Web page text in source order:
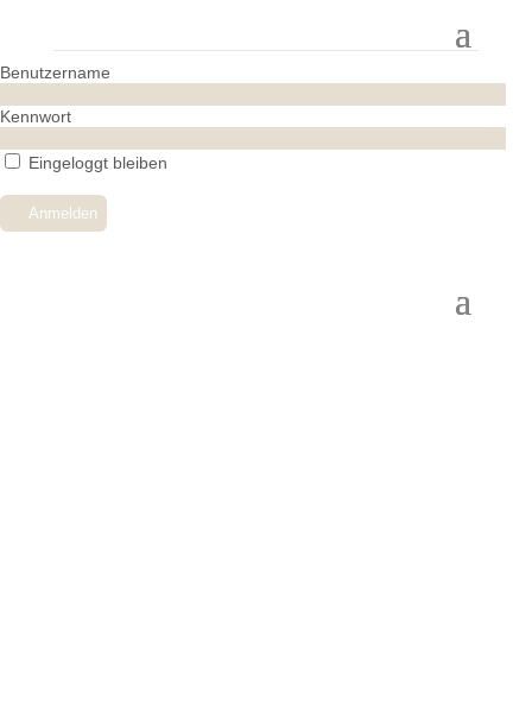
Benutzername
Kennwort
Eingeloggt bleiben